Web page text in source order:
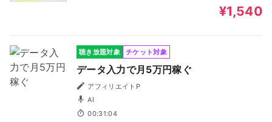
¥1,540
聴き放題対象 チケット対象
データ入力で月5万円稼ぐ
アフィリエイトP
AI
00:31:04